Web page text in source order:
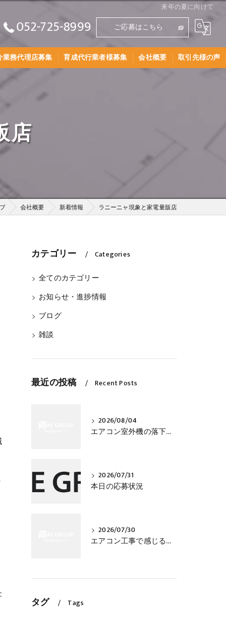
来年の夏に向けて
052-725-8999 ご応募はこちら
業務代理店募集 育成代行業者様募集 会社概要 取引先様の声
店
会社概要 新着情報 ラニーニャ現象と家電量販店
カテゴリー Categories
全てのカテゴリー
お知らせ・進捗情報
ブログ
雑談
最近の投稿 Recent Posts
2026/08/04
エアコン室外機の落下事故を防ぐ設置と固定の確認方法
2026/07/31
本日の応募状況
2026/07/30
エアコン工事で感じる仕事の手応え｜任される現場が増えるほど技術者として成長できる
タグ Tags